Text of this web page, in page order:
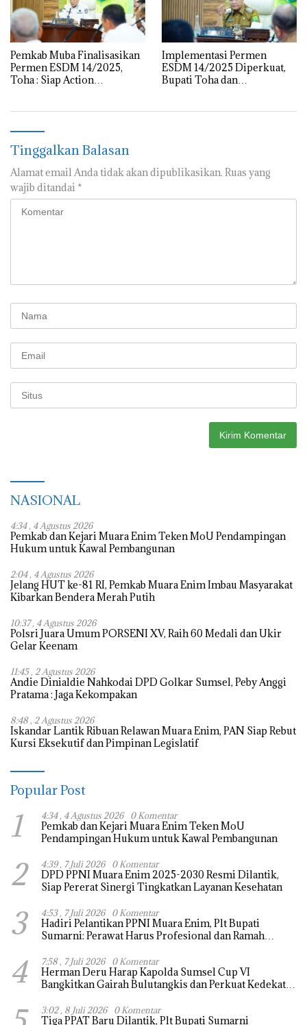
Pemkab Muba Finalisasikan
Permen ESDM 14/2025,
Toha : Siap Action
Implementasi Permen
ESDM 14/2025 Diperkuat,
Bupati Toha dan
Tinggalkan Balasan
Alamat email Anda tidak akan dipublikasikan. Ruas yang
wajib ditandai *
NASIONAL
4:34 , 4 Agustus 2026
Pemkab dan Kejari Muara Enim Teken MoU Pendampingan
Hukum untuk Kawal Pembangunan
2:04 , 4 Agustus 2026
Jelang HUT ke-81 RI, Pemkab Muara Enim Imbau Masyarakat
Kibarkan Bendera Merah Putih
10:37 , 4 Agustus 2026
Polsri Juara Umum PORSENI XV, Raih 60 Medali dan Ukir
Gelar Keenam
11:45 , 2 Agustus 2026
Andie Dinialdie Nahkodai DPD Golkar Sumsel, Peby Anggi
Pratama : Jaga Kekompakan
8:48 , 2 Agustus 2026
Iskandar Lantik Ribuan Relawan Muara Enim, PAN Siap Rebut
Kursi Eksekutif dan Pimpinan Legislatif
Popular Post
1 4:34 , 4 Agustus 2026 0 Komentar
Pemkab dan Kejari Muara Enim Teken MoU
Pendampingan Hukum untuk Kawal Pembangunan
2 4:39 , 7 Juli 2026 0 Komentar
DPD PPNI Muara Enim 2025-2030 Resmi Dilantik,
Siap Pererat Sinergi Tingkatkan Layanan Kesehatan
3 4:53 , 7 Juli 2026 0 Komentar
Hadiri Pelantikan PPNI Muara Enim, Plt Bupati
Sumarni: Perawat Harus Profesional dan Ramah
4 7:58 , 7 Juli 2026 0 Komentar
Herman Deru Harap Kapolda Sumsel Cup VI
Bangkitkan Gairah Bulutangkis dan Perkuat Kedekatan
3:02 , 8 Juli 2026 0 Komentar
Tiga PPAT Baru Dilantik, Plt Bupati Sumarni